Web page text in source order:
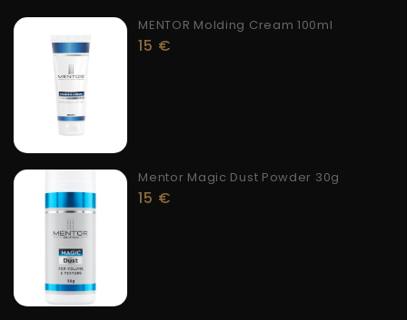
MENTOR Molding Cream 100ml
15 €
Mentor Magic Dust Powder 30g
15 €